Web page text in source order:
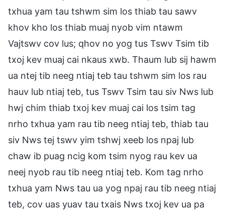
txhua yam tau tshwm sim los thiab tau sawv
khov kho los thiab muaj nyob vim ntawm
Vajtswv cov lus; qhov no yog tus Tswv Tsim tib
txoj kev muaj cai nkaus xwb. Thaum lub sij hawm
ua ntej tib neeg ntiaj teb tau tshwm sim los rau
hauv lub ntiaj teb, tus Tswv Tsim tau siv Nws lub
hwj chim thiab txoj kev muaj cai los tsim tag
nrho txhua yam rau tib neeg ntiaj teb, thiab tau
siv Nws tej tswv yim tshwj xeeb los npaj lub
chaw ib puag ncig kom tsim nyog rau kev ua
neej nyob rau tib neeg ntiaj teb. Kom tag nrho
txhua yam Nws tau ua yog npaj rau tib neeg ntiaj
teb, cov uas yuav tau txais Nws txoj kev ua pa